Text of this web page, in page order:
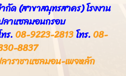
ด (สาขาสมุทรสาคร) โรงงาน
าแซลมอนกรอบ
ร.08-9223-2813โทร.08-
8837
าราชาแซลมอน-เพจหลัก